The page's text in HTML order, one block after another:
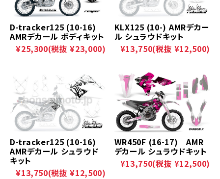
D-tracker125 (10-16)
AMRデカール ボディキット
¥25,300(税抜 ¥23,000)
KLX125 (10-) AMRデカー
ル シュラウドキット
¥13,750(税抜 ¥12,500)
D-tracker125 (10-16)
AMRデカール シュラウド
キット
¥13,750(税抜 ¥12,500)
WR450F (16-17) AMR
デカール シュラウドキット
¥13,750(税抜 ¥12,500)